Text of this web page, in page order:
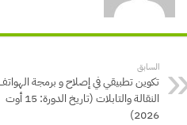
السابق
تكوين تطبيقي في إصلاح و برمجة
النقالة والتابلات (تاريخ الدورة: 15 أوت
2026)